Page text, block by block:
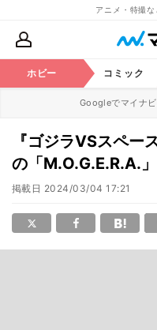
アニメ・特撮
ホビー
アニメ コミック
Googleでマイナ
『ゴジラVSスペー
の「M.O.G.E.R.A.
掲載日 2024/03/04 17:21